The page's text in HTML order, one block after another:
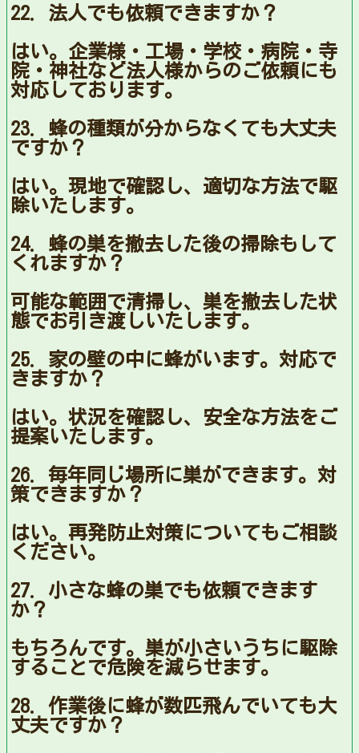
22. 法人でも依頼できますか？
はい。企業様・工場・学校・病院・寺
院・神社など法人様からのご依頼にも
対応しております。
23. 蜂の種類が分からなくても大丈夫
ですか？
はい。現地で確認し、適切な方法で駆
除いたします。
24. 蜂の巣を撤去した後の掃除もして
くれますか？
可能な範囲で清掃し、巣を撤去した状
態でお引き渡しいたします。
25. 家の壁の中に蜂がいます。対応で
きますか？
はい。状況を確認し、安全な方法をご
提案いたします。
26. 毎年同じ場所に巣ができます。対
策できますか？
はい。再発防止対策についてもご相談
ください。
27. 小さな蜂の巣でも依頼できます
か？
もちろんです。巣が小さいうちに駆除
することで危険を減らせます。
28. 作業後に蜂が数匹飛んでいても大
丈夫ですか？